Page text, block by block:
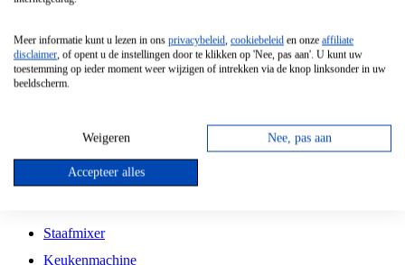
Vrijstaande Magnetron
Vrijstaande Kookplaat
Inbouw Gaskookplaat
Inbouw Keramische Kookplaat
Kookplaat Accessoires
Staafmixer
Keukenmachine
Meer informatie kunt u lezen in ons privacybeleid, cookiebeleid en onze affiliate
disclaimer, of opent u de instellingen door te klikken op 'Nee, pas aan'. U kunt uw
toestemming op ieder moment weer wijzigen of intrekken via de knop linksonder in uw
beeldscherm.
Weigeren Nee, pas aan
Accepteer alles